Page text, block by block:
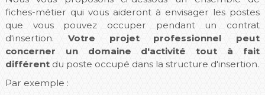
fiches-métier qui vous aideront à envisager les postes
que vous pouvez occuper pendant un contrat
d'insertion. Votre projet professionnel peut
concerner un domaine d'activité tout à fait
différentdu poste occupé dans la structure d'insertion.
Par exemple :